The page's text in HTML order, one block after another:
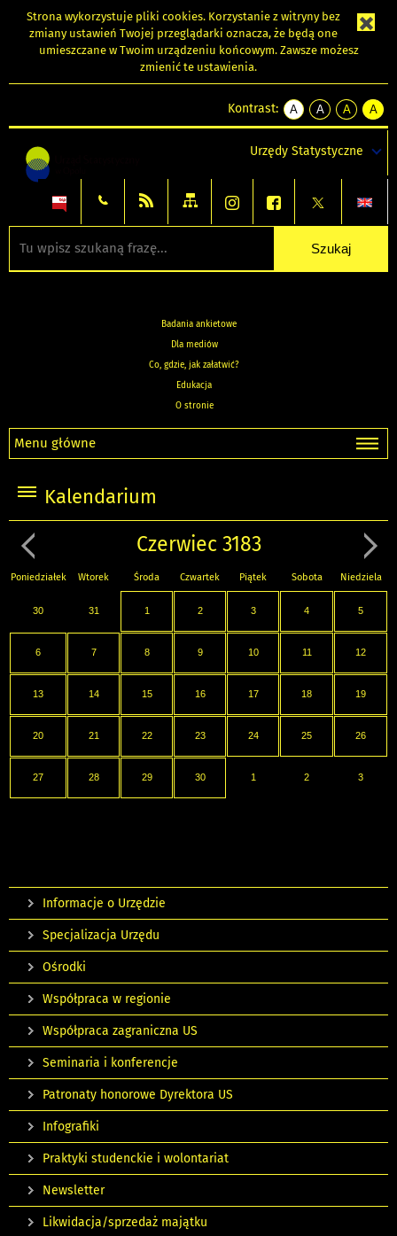
Strona wykorzystuje pliki cookies. Korzystanie z witryny bez
zmiany ustawień Twojej przeglądarki oznacza, że będą one
umieszczane w Twoim urządzeniu końcowym. Zawsze możesz
zmienić te ustawienia.
Kontrast:
A
kontrast
A
kontrast
tekst
czarnym
A
kontrast
tekst
czarnym
A
tekst
żółtym
Urzędy Statystyczne
Badania ankietowe
Dla mediów
Co, gdzie, jak załatwić?
Edukacja
O stronie
Menu główne
Kalendarium
Czerwiec 3183
Poniedziałek Wtorek Środa Czwartek Piątek Sobota Niedziela
30 31 1 2 3 4 5
6 7 8 9 10 11 12
13 14 15 16 17 18 19
20 21 22 23 24 25 26
27 28 29 30 1 2 3
Informacje o Urzędzie
Specjalizacja Urzędu
Ośrodki
Współpraca w regionie
Współpraca zagraniczna US
Seminaria i konferencje
Patronaty honorowe Dyrektora US
Infografiki
Praktyki studenckie i wolontariat
Newsletter
Likwidacja/sprzedaż majątku